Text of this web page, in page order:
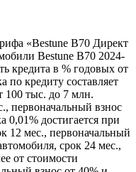
«Bestune B70 Директ
Bestune B70 2024-
кредита в % годовых от
по кредиту составляет
100 тыс. до 7 млн.
первоначальный взнос
0,01% достигается при
12 мес., первоначальный
срок 24 мес.,
от стоимости